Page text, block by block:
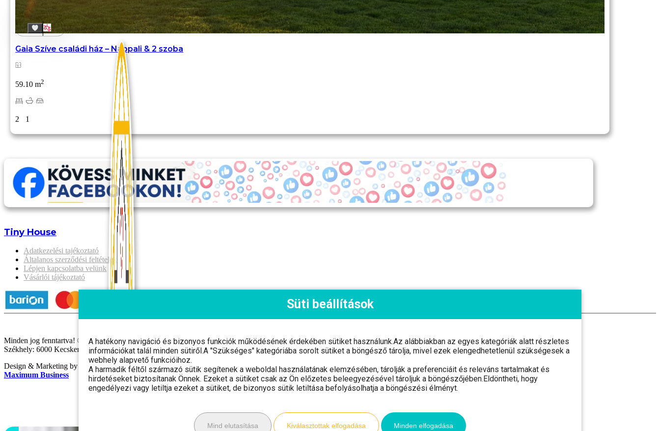
Gaia Szíve családi ház – Nappali & 2 szoba
59.10 m2
2 1
Tiny House
Adatkezelési tajékoztató
Általanos szerződési feltételek
Lépjen kapcsolatba velünk
Vásárlói tájékoztató
Minden jog fenntartva! © 2025 Gaia Szíve Kft.
Székhely: 6000 Kecskemét, Fáklya utca 8. 1. em. 2. Cégjegyzékszám: 03 09 126962 Adószám: 24768005-2-03
Design & Marketing by
Maximum Business
Süti beállítások
A hatékony navigáció és bizonyos funkciók működésének érdekében sütiket használunk.Az alábbiakban az egyes kategóriák alatt részletes
információkat talál minden sütiről.A "Szükséges" kategóriába sorolt sütiket a böngésző tárolja, mivel ezek elengedhetetlenül szükségesek a
webhely alapvető funkcióihoz.
A harmadik féltől származó sütik segítenek a weboldal használatának elemzésében, tárolják a preferenciáit és releváns tartalmakat és
hirdetéseket biztosítanak Önnek. Ezeket a sütiket csak az Ön előzetes beleegyezésével tároljuk a böngészőjében.Eldöntheti, hogy
engedélyezi vagy letiltja ezeket a sütiket, de bizonyos sütik letiltása befolyásolhatja a böngészési élményt.
Mind elutasítása Kiválasztottak elfogadása Minden elfogadása